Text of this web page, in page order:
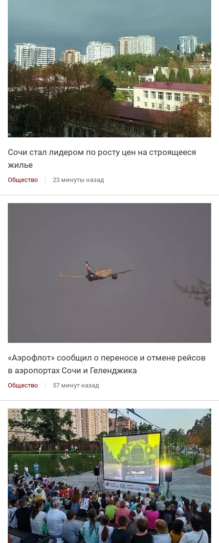
Сочи стал лидером по росту цен на строящееся
жилье
Общество 23 минуты назад
«Аэрофлот» сообщил о переносе и отмене рейсов
в аэропортах Сочи и Геленджика
Общество 57 минут назад